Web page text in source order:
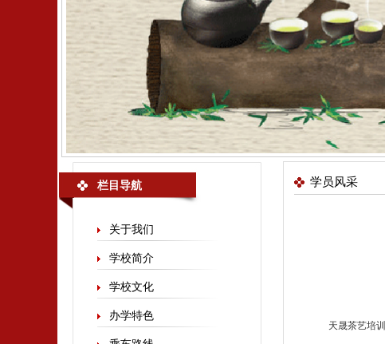
栏目导航
关于我们
学校简介
学校文化
办学特色
学员风采
天晟茶艺培训